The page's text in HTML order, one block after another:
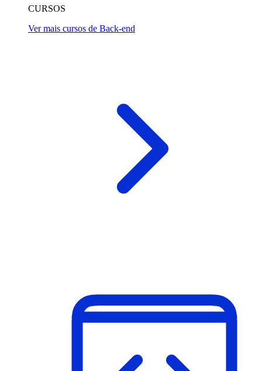
CURSOS
Ver mais cursos de Back-end